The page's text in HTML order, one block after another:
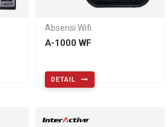
Absensi Wifi
A-1000 WF
DETAIL